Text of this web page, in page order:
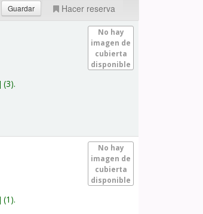
Hacer reserva
No hay
imagen de
cubierta
disponible
(3).
No hay
imagen de
cubierta
disponible
(1).